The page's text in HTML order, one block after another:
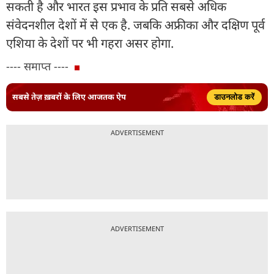
सकती है और भारत इस प्रभाव के प्रति सबसे अधिक
संवेदनशील देशों में से एक है. जबकि अफ्रीका और दक्षिण पूर्व
एशिया के देशों पर भी गहरा असर होगा.
---- समाप्त ----
सबसे तेज़ ख़बरों के लिए आजतक ऐप डाउनलोड करें
ADVERTISEMENT
ADVERTISEMENT